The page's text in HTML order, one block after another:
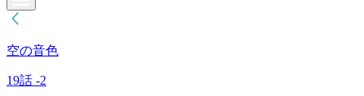
空の音色
19話 -2